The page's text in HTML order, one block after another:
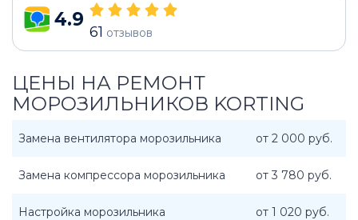
4.9
61 отзывов
ЦЕНЫ НА РЕМОНТ
МОРОЗИЛЬНИКОВ KORTING
Замена вентилятора морозильника от 2 000 руб.
Замена компрессора морозильника от 3 780 руб.
Настройка морозильника от 1 020 руб.